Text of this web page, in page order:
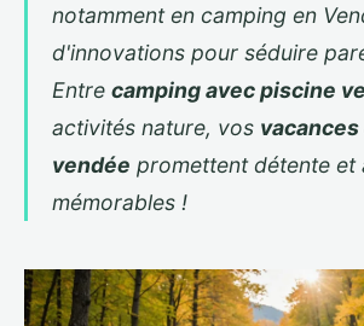
notamment en camping en
d'innovations pour séduire
Entre camping avec piscine
activités nature, vos
vendée promettent détente et
mémorables !